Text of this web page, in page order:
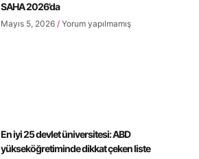
SAHA 2026’da
Mayıs 5, 2026 Yorum yapılmamış
En iyi 25 devlet üniversitesi: ABD
yükseköğretiminde dikkat çeken liste